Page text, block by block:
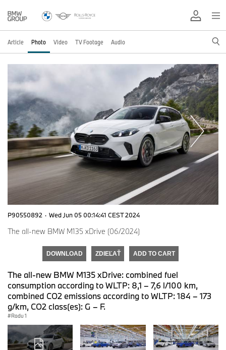
Article Photo Video TV Footage Audio
P90550892 · Wed Jun 05 00:14:41 CEST 2024
The all-new BMW M135 xDrive (06/2024)
DOWNLOAD ZDIEĽAŤ ADD TO CART
The all-new BMW M135 xDrive: combined fuel
consumption according to WLTP: 8,1 – 7,6 l/100 km,
combined CO2 emissions according to WLTP: 184 – 173
g/km, CO2 class(es): G – F.
Radu 1